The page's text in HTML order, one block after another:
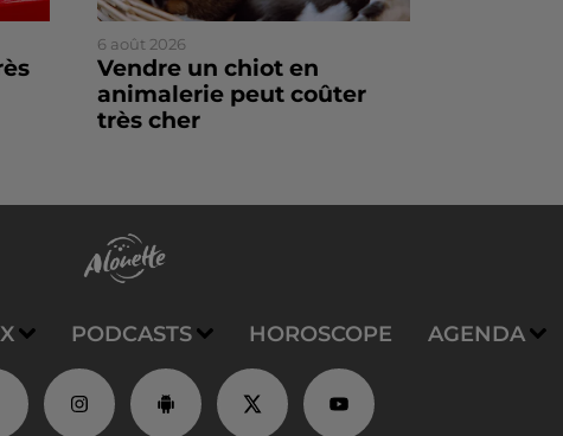
6 août 2026
Vendre un chiot en
animalerie peut coûter
très cher
PODCASTS HOROSCOPE AGENDA